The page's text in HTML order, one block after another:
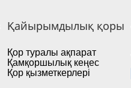
Қайырымдылық қоры
Қор туралы ақпарат
Қамқоршылық кеңес
Қор қызметкерлері